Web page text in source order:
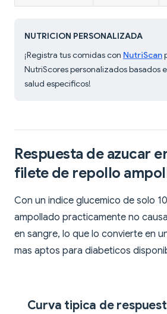
NUTRICION PERSONALIZADA
¡Registra tus comidas con NutriScan
NutriScores personalizados basados
salud especificos!
Respuesta de azucar
filete de repollo
Con un indice glucemico de solo
ampollado practicamente no
en sangre, lo que lo convierte en
mas aptos para diabeticos
Curva tipica de